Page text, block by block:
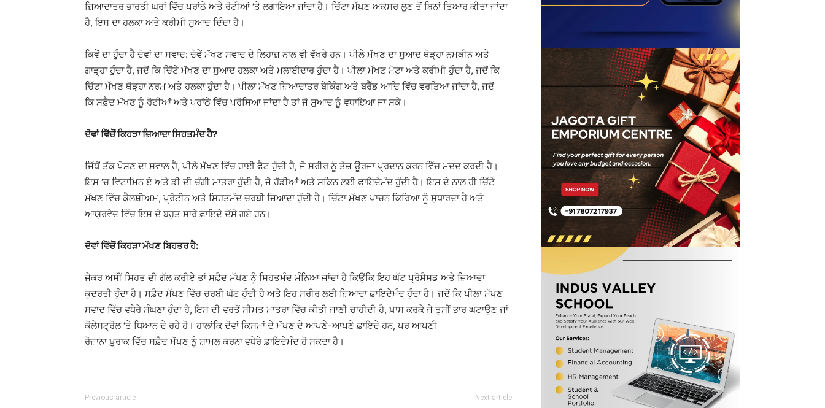
ਜ਼ਿਆਦਾਤਰ ਭਾਰਤੀ ਘਰਾਂ ਵਿੱਚ ਪਰਾਂਠੇ ਅਤੇ ਰੋਟੀਆਂ ‘ਤੇ ਲਗਾਇਆ ਜਾਂਦਾ ਹੈ। ਚਿੱਟਾ ਮੱਖਣ ਅਕਸਰ ਲੂਣ ਤੋਂ ਬਿਨਾਂ ਤਿਆਰ ਕੀਤਾ ਜਾਂਦਾ
ਹੈ, ਇਸ ਦਾ ਹਲਕਾ ਅਤੇ ਕਰੀਮੀ ਸੁਆਦ ਦਿੰਦਾ ਹੈ।
ਕਿਵੇਂ ਦਾ ਹੁੰਦਾ ਹੈ ਦੋਵਾਂ ਦਾ ਸਵਾਦ: ਦੋਵੇਂ ਮੱਖਣ ਸਵਾਦ ਦੇ ਲਿਹਾਜ਼ ਨਾਲ ਵੀ ਵੱਖਰੇ ਹਨ। ਪੀਲੇ ਮੱਖਣ ਦਾ ਸੁਆਦ ਥੋੜ੍ਹਾ ਨਮਕੀਨ ਅਤੇ
ਗਾੜ੍ਹਾ ਹੁੰਦਾ ਹੈ, ਜਦੋਂ ਕਿ ਚਿੱਟੇ ਮੱਖਣ ਦਾ ਸੁਆਦ ਹਲਕਾ ਅਤੇ ਮਲਾਈਦਾਰ ਹੁੰਦਾ ਹੈ। ਪੀਲਾ ਮੱਖਣ ਮੋਟਾ ਅਤੇ ਕਰੀਮੀ ਹੁੰਦਾ ਹੈ, ਜਦੋਂ ਕਿ
ਚਿੱਟਾ ਮੱਖਣ ਥੋੜ੍ਹਾ ਨਰਮ ਅਤੇ ਹਲਕਾ ਹੁੰਦਾ ਹੈ। ਪੀਲਾ ਮੱਖਣ ਜ਼ਿਆਦਾਤਰਬੇਕਿੰਗ ਅਤੇ ਬਰੈੱਡ ਆਦਿ ਵਿੱਚ ਵਰਤਿਆ ਜਾਂਦਾ ਹੈ, ਜਦੋਂ
ਕਿਸਫ਼ੈਦ ਮੱਖਣ ਨੂੰ ਰੋਟੀਆਂ ਅਤੇ ਪਰਾਂਠੇ ਵਿੱਚ ਪਰੋਸਿਆ ਜਾਂਦਾ ਹੈ ਤਾਂ ਜੋ ਸੁਆਦ ਨੂੰ ਵਧਾਇਆ ਜਾ ਸਕੇ।
ਦੋਵਾਂ ਵਿੱਚੋਂ ਕਿਹੜਾ ਜ਼ਿਆਦਾ ਸਿਹਤਮੰਦ ਹੈ?
ਜਿੱਥੋਂ ਤੱਕ ਪੋਸ਼ਣ ਦਾ ਸਵਾਲ ਹੈ, ਪੀਲੇ ਮੱਖਣ ਵਿੱਚ ਹਾਈ ਫੈਟ ਹੁੰਦੀ ਹੈ, ਜੋ ਸਰੀਰ ਨੂੰ ਤੇਜ਼ ਊਰਜਾ ਪ੍ਰਦਾਨ ਕਰਨ ਵਿੱਚ ਮਦਦ ਕਰਦੀ ਹੈ।
ਇਸ ‘ਚ ਵਿਟਾਮਿਨ ਏ ਅਤੇ ਡੀ ਦੀ ਚੰਗੀ ਮਾਤਰਾ ਹੁੰਦੀ ਹੈ, ਜੋ ਹੱਡੀਆਂ ਅਤੇ ਸਕਿਨ ਲਈਫ਼ਾਇਦੇਮੰਦ ਹੁੰਦੀ ਹੈ। ਇਸ ਦੇ ਨਾਲ ਹੀ ਚਿੱਟੇ
ਮੱਖਣ ਵਿੱਚ ਕੈਲਸ਼ੀਅਮ, ਪ੍ਰੋਟੀਨ ਅਤੇ ਸਿਹਤਮੰਦ ਚਰਬੀ ਜ਼ਿਆਦਾ ਹੁੰਦੀ ਹੈ। ਚਿੱਟਾ ਮੱਖਣ ਪਾਚਨ ਕਿਰਿਆ ਨੂੰ ਸੁਧਾਰਦਾ ਹੈ ਅਤੇ
ਆਯੁਰਵੇਦ ਵਿੱਚ ਇਸ ਦੇ ਬਹੁਤ ਸਾਰੇਫ਼ਾਇਦੇ ਦੱਸੇ ਗਏ ਹਨ।
ਦੋਵਾਂ ਵਿੱਚੋਂ ਕਿਹੜਾ ਮੱਖਣ ਬਿਹਤਰ ਹੈ:
ਜੇਕਰ ਅਸੀਂ ਸਿਹਤ ਦੀ ਗੱਲ ਕਰੀਏ ਤਾਂਸਫ਼ੈਦ ਮੱਖਣ ਨੂੰ ਸਿਹਤਮੰਦ ਮੰਨਿਆ ਜਾਂਦਾ ਹੈ ਕਿਉਂਕਿ ਇਹ ਘੱਟ ਪ੍ਰੋਸੈਸਡ ਅਤੇ ਜ਼ਿਆਦਾ
ਕੁਦਰਤੀ ਹੁੰਦਾ ਹੈ। ਸਫ਼ੈਦ ਮੱਖਣ ਵਿੱਚ ਚਰਬੀ ਘੱਟ ਹੁੰਦੀ ਹੈ ਅਤੇ ਇਹ ਸਰੀਰ ਲਈ ਜ਼ਿਆਦਾਫ਼ਾਇਦੇਮੰਦ ਹੁੰਦਾ ਹੈ। ਜਦੋਂ ਕਿ ਪੀਲਾ ਮੱਖਣ
ਸਵਾਦ ਵਿੱਚ ਵਧੇਰੇ ਸੰਘਣਾ ਹੁੰਦਾ ਹੈ, ਇਸ ਦੀ ਵਰਤੋਂ ਸੀਮਤ ਮਾਤਰਾ ਵਿੱਚ ਕੀਤੀ ਜਾਣੀ ਚਾਹੀਦੀ ਹੈ,ਖ਼ਾਸਕਰਕੇ ਜੇ ਤੁਸੀਂ ਭਾਰ ਘਟਾਉਣ ਜਾਂ
ਕੋਲੇਸਟ੍ਰੋਲ ‘ਤੇ ਧਿਆਨ ਦੇ ਰਹੇ ਹੋ। ਹਾਲਾਂਕਿ ਦੋਵਾਂ ਕਿਸਮਾਂ ਦੇ ਮੱਖਣ ਦੇ ਆਪਣੇ-ਆਪਣੇ ਫ਼ਾਇਦੇ ਹਨ, ਪਰ ਆਪਣੀ
ਰੋਜ਼ਾਨਾਖ਼ੁਰਾਕਵਿੱਚਸਫ਼ੈਦ ਮੱਖਣ ਨੂੰ ਸ਼ਾਮਲ ਕਰਨਾ ਵਧੇਰੇਫ਼ਾਇਦੇਮੰਦ ਹੋ ਸਕਦਾ ਹੈ।
Previous article Next article